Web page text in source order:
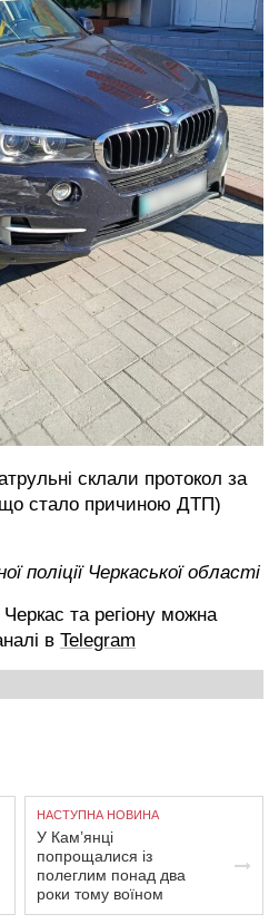
склали протокол за
стало причиною ДТП)
поліції Черкаської області
Черкас та регіону можна
в Telegram
НАСТУПНА НОВИНА
У Кам’янці
попрощалися із
полеглим понад два
роки тому воїном